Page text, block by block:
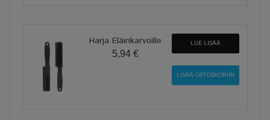
Harja Eläinkarvoille
5,94 €
LUE LISÄÄ